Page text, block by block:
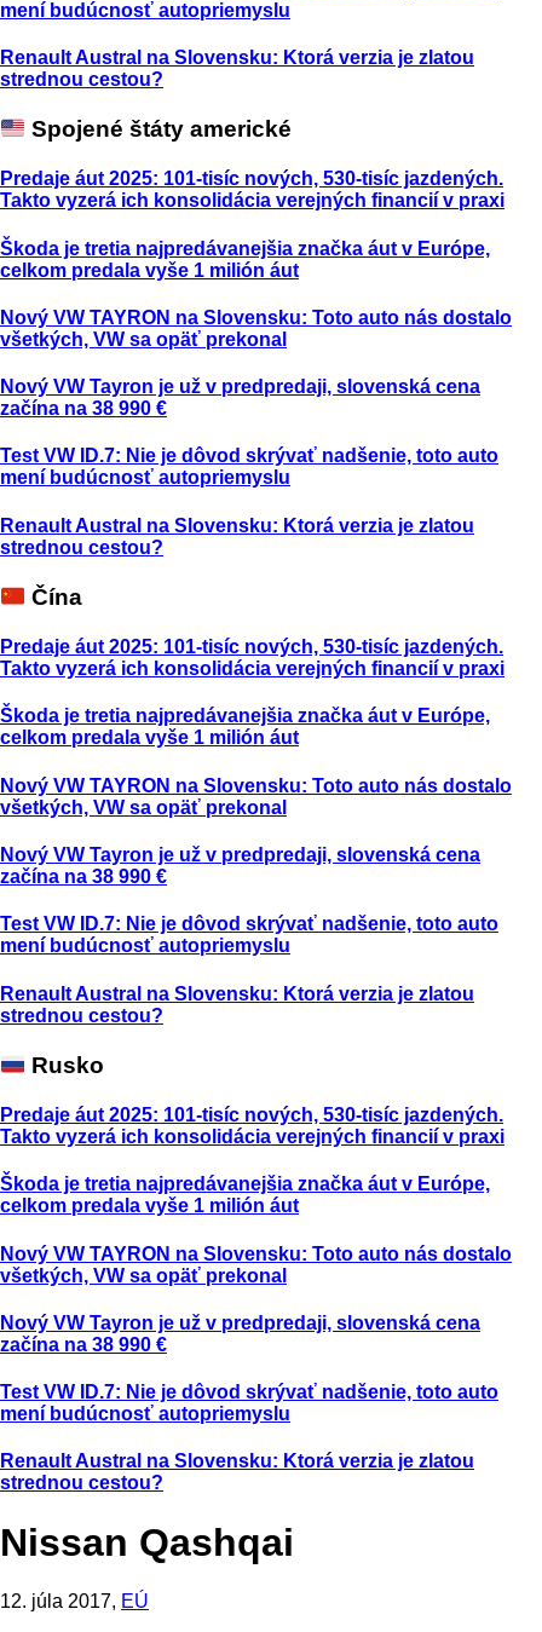
mení budúcnosť autopriemyslu
Renault Austral na Slovensku: Ktorá verzia je zlatou
strednou cestou?
Spojené štáty americké
Predaje áut 2025: 101-tisíc nových, 530-tisíc jazdených.
Takto vyzerá ich konsolidácia verejných financií v praxi
Škoda je tretia najpredávanejšia značka áut v Európe,
celkom predala vyše 1 milión áut
Nový VW TAYRON na Slovensku: Toto auto nás dostalo
všetkých, VW sa opäť prekonal
Nový VW Tayron je už v predpredaji, slovenská cena
začína na 38 990 €
Test VW ID.7: Nie je dôvod skrývať nadšenie, toto auto
mení budúcnosť autopriemyslu
Renault Austral na Slovensku: Ktorá verzia je zlatou
strednou cestou?
Čína
Predaje áut 2025: 101-tisíc nových, 530-tisíc jazdených.
Takto vyzerá ich konsolidácia verejných financií v praxi
Škoda je tretia najpredávanejšia značka áut v Európe,
celkom predala vyše 1 milión áut
Nový VW TAYRON na Slovensku: Toto auto nás dostalo
všetkých, VW sa opäť prekonal
Nový VW Tayron je už v predpredaji, slovenská cena
začína na 38 990 €
Test VW ID.7: Nie je dôvod skrývať nadšenie, toto auto
mení budúcnosť autopriemyslu
Renault Austral na Slovensku: Ktorá verzia je zlatou
strednou cestou?
Rusko
Predaje áut 2025: 101-tisíc nových, 530-tisíc jazdených.
Takto vyzerá ich konsolidácia verejných financií v praxi
Škoda je tretia najpredávanejšia značka áut v Európe,
celkom predala vyše 1 milión áut
Nový VW TAYRON na Slovensku: Toto auto nás dostalo
všetkých, VW sa opäť prekonal
Nový VW Tayron je už v predpredaji, slovenská cena
začína na 38 990 €
Test VW ID.7: Nie je dôvod skrývať nadšenie, toto auto
mení budúcnosť autopriemyslu
Renault Austral na Slovensku: Ktorá verzia je zlatou
strednou cestou?
Nissan Qashqai
12. júla 2017, EÚ